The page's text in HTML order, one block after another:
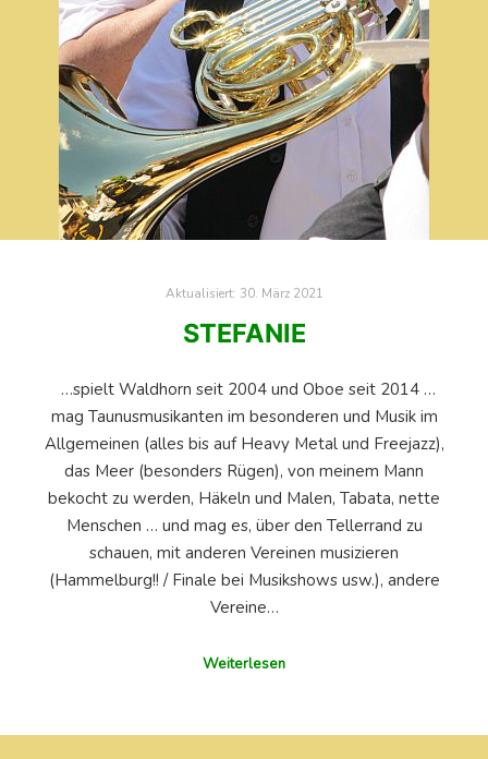
Aktualisiert: 30. März 2021
STEFANIE
…spielt Waldhorn seit 2004 und Oboe seit 2014 …
mag Taunusmusikanten im besonderen und Musik im
Allgemeinen (alles bis auf Heavy Metal und Freejazz),
das Meer (besonders Rügen), von meinem Mann
bekocht zu werden, Häkeln und Malen, Tabata, nette
Menschen … und mag es, über den Tellerrand zu
schauen, mit anderen Vereinen musizieren
(Hammelburg!! / Finale bei Musikshows usw.), andere
Vereine…
Weiterlesen